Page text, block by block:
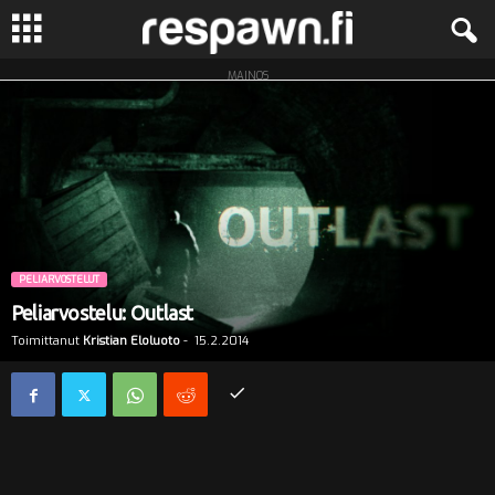
R
MAINOS
PELIARVOSTELUT
Peliarvostelu: Outlast
Toimittanut Kristian Eloluoto - 15.2.2014